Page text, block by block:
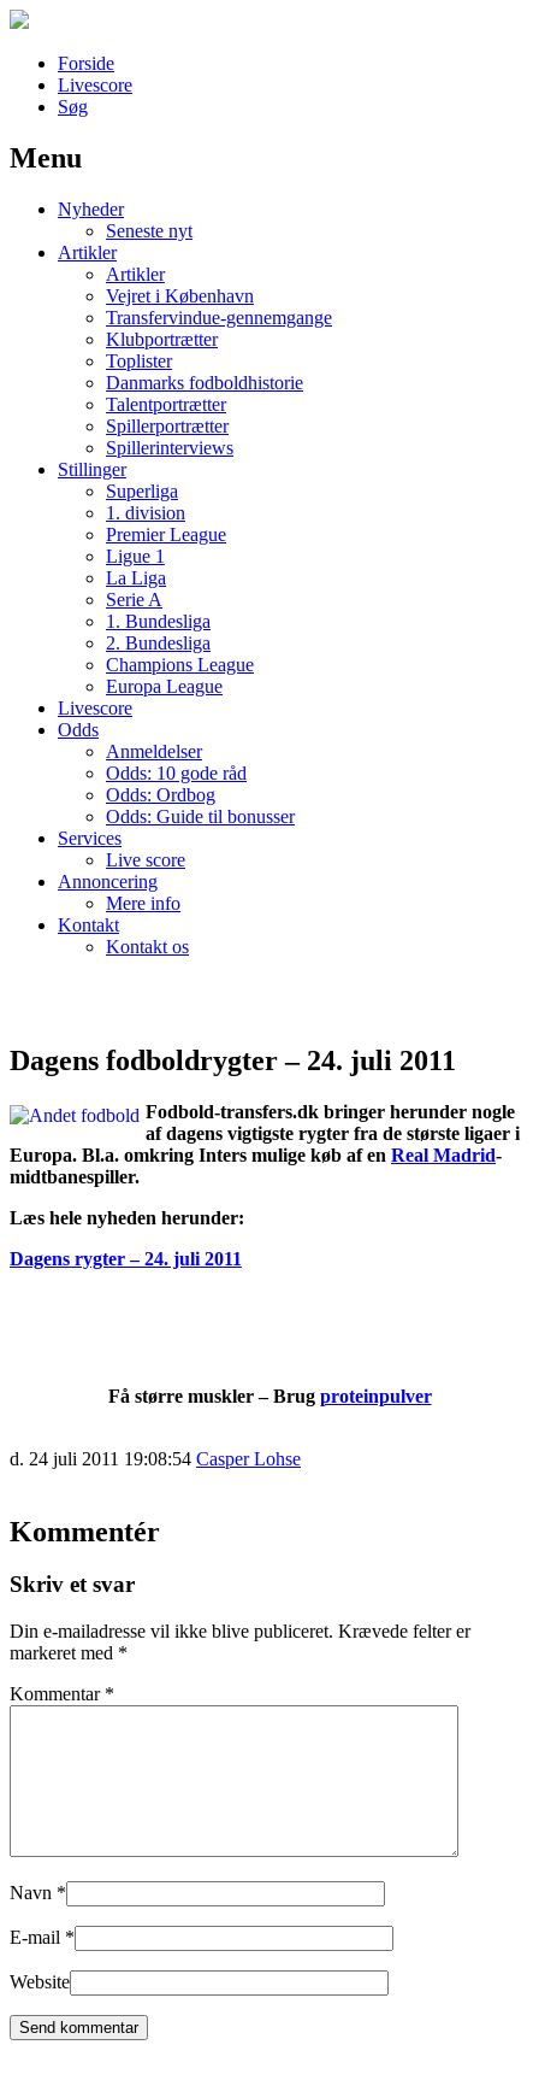
Forside
Livescore
Søg
Наши партнеры
лучшие займы
Menu
Nyheder
Seneste nyt
Artikler
Artikler
Vejret i København
Transfervindue-gennemgange
Klubportrætter
Toplister
Danmarks fodboldhistorie
Talentportrætter
Spillerportrætter
Spillerinterviews
Stillinger
Superliga
1. division
Premier League
Ligue 1
La Liga
Serie A
1. Bundesliga
2. Bundesliga
Champions League
Europa League
Livescore
Odds
Anmeldelser
Odds: 10 gode råd
Odds: Ordbog
Odds: Guide til bonusser
Services
Live score
Annoncering
Mere info
Kontakt
Kontakt os
Dagens fodboldrygter – 24. juli 2011
Fodbold-transfers.dk bringer herunder nogle
af dagens vigtigste rygter fra de største ligaer i
Europa. Bl.a. omkring Inters mulige køb af en Real Madrid-
midtbanespiller.
Læs hele nyheden herunder:
Dagens rygter – 24. juli 2011
Få større muskler – Brug proteinpulver
d. 24 juli 2011 19:08:54 Casper Lohse
Kommentér
Skriv et svar
Din e-mailadresse vil ikke blive publiceret. Krævede felter er
markeret med *
Kommentar *
Navn *
E-mail *
Website